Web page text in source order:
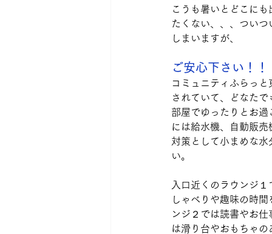
こうも暑いとどこに
たくない、、、つい
しまいますが、
ご安心下さい！！
コミュニティふらっ
されていて、どなた
部屋でゆったりとお
には給水機、自動販
対策として小まめな
い。
入口近くのラウンジ
しゃべりや趣味の時
ンジ２では読書やお
は滑り台やおもちゃ